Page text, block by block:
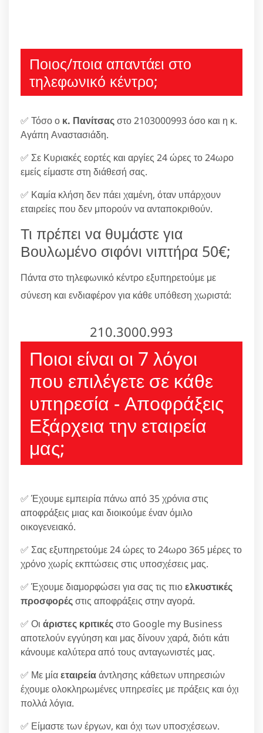
Ποιος/ποια απαντάει στο
τηλεφωνικό κέντρο;
✅ Τόσο ο κ. Πανίτσαςστο 2103000993 όσο και η κ.
Αγάπη Αναστασιάδη.
✅ Σε Κυριακές εορτές και αργίες 24 ώρες το 24ωρο
εμείς είμαστε στη διάθεσή σας.
✅ Καμία κλήση δεν πάει χαμένη, όταν υπάρχουν
εταιρείες που δεν μπορούν να ανταποκριθούν.
Τι πρέπει να θυμάστε για
Βουλωμένο σιφόνι νιπτήρα 50€;
Πάντα στο τηλεφωνικό κέντρο εξυπηρετούμε με
σύνεση και ενδιαφέρον για κάθε υπόθεση χωριστά:
210.3000.993
Ποιοι είναι οι 7 λόγοι
που επιλέγετε σε κάθε
υπηρεσία - Αποφράξεις
Εξάρχεια την εταιρεία
μας;
✅ Έχουμε εμπειρία πάνω από 35 χρόνια στις
αποφράξεις μιας και διοικούμε έναν όμιλο
οικογενειακό.
✅ Σας εξυπηρετούμε 24 ώρες το 24ωρο 365 μέρες το
χρόνο χωρίς εκπτώσεις στις υποσχέσεις μας.
✅ Έχουμε διαμορφώσει για σας τις πιοελκυστικές
προσφορέςστις αποφράξεις στην αγορά.
✅ Οι άριστες κριτικέςστο Google my Business
αποτελούν εγγύηση και μας δίνουν χαρά, διότι κάτι
κάνουμε καλύτερα από τους ανταγωνιστές μας.
✅ Με μίαεταιρείαάντλησης κάθετων υπηρεσιών
έχουμε ολοκληρωμένες υπηρεσίες με πράξεις και όχι
πολλά λόγια.
✅ Είμαστε των έργων, και όχι των υποσχέσεων.